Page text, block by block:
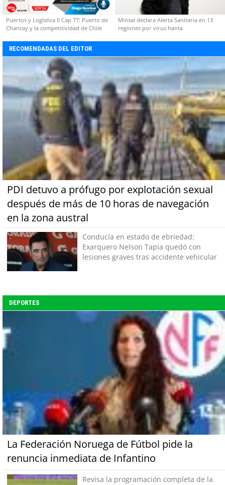
Puertos y Logística II Cap 77: Puerto de
Chancay y la competitividad de Chile
Minsal declara Alerta Sanitaria en 13
regiones por virus hanta
RECOMENDADAS DEL EDITOR
PDI detuvo a prófugo por explotación sexual
después de más de 10 horas de navegación
en la zona austral
Conducía en estado de ebriedad:
Exarquero Nelson Tapia quedó con
lesiones graves tras accidente vehicular
DEPORTES
La Federación Noruega de Fútbol pide la
renuncia inmediata de Infantino
Revisa la programación completa de la